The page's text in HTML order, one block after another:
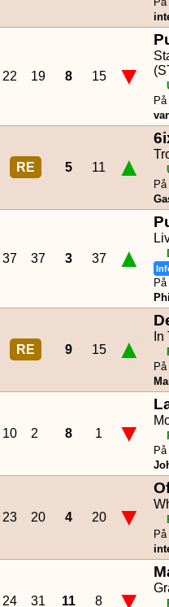
22 19 8 15 ▼
RE 5 11 ▲
37 37 3 37 ▲
RE 9 15 ▲
10 2 8 1 ▼
23 20 4 20 ▼
24 31 11 8 ▼